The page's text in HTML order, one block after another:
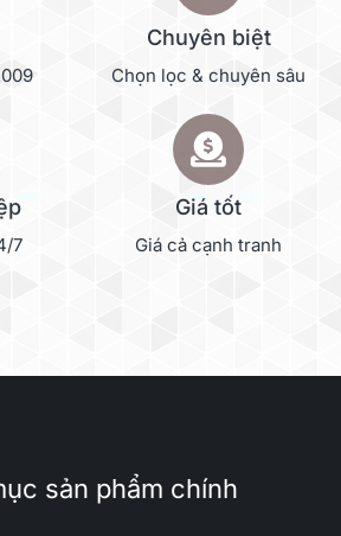
Chuyên biệt
Chọn lọc & chuyên sâu
7
Giá tốt
Giá cả cạnh tranh
sản phẩm chính